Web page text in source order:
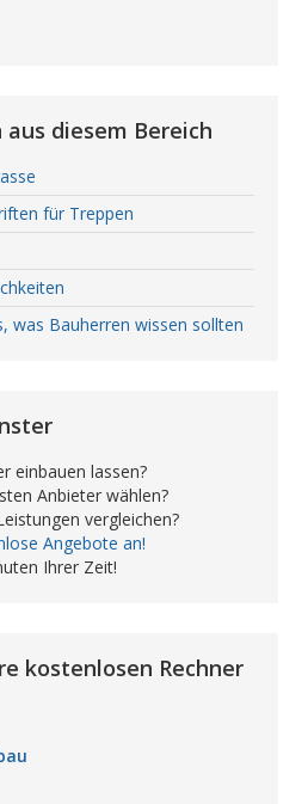
diesem Bereich
für Treppen
was Bauherren wissen sollten
einbauen lassen?
Anbieter wählen?
vergleichen?
Angebote an!
Ihrer Zeit!
kostenlosen Rechner